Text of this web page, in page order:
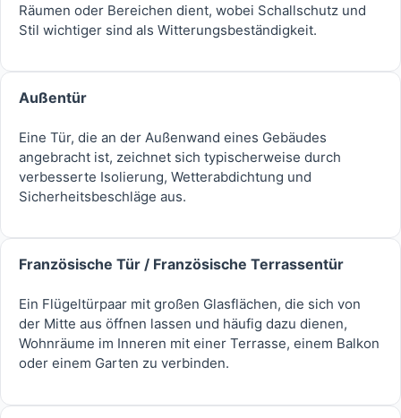
Räumen oder Bereichen dient, wobei Schallschutz und
Stil wichtiger sind als Witterungsbeständigkeit.
Außentür
Eine Tür, die an der Außenwand eines Gebäudes
angebracht ist, zeichnet sich typischerweise durch
verbesserte Isolierung, Wetterabdichtung und
Sicherheitsbeschläge aus.
Französische Tür / Französische Terrassentür
Ein Flügeltürpaar mit großen Glasflächen, die sich von
der Mitte aus öffnen lassen und häufig dazu dienen,
Wohnräume im Inneren mit einer Terrasse, einem Balkon
oder einem Garten zu verbinden.